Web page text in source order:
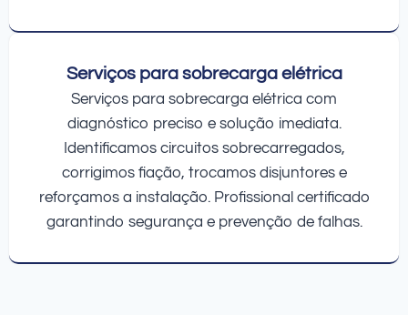
Serviços para sobrecarga elétrica
Serviços para sobrecarga elétrica com
diagnóstico preciso e solução imediata.
Identificamos circuitos sobrecarregados,
corrigimos fiação, trocamos disjuntores e
reforçamos a instalação. Profissional certificado
garantindo segurança e prevenção de falhas.